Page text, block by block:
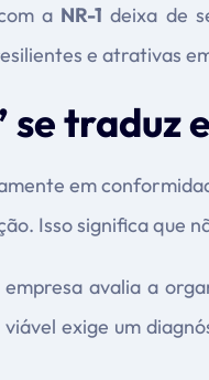
a NR-1 deixa de
e atrativas
se traduz
em
Isso significa que
avalia a
exige um